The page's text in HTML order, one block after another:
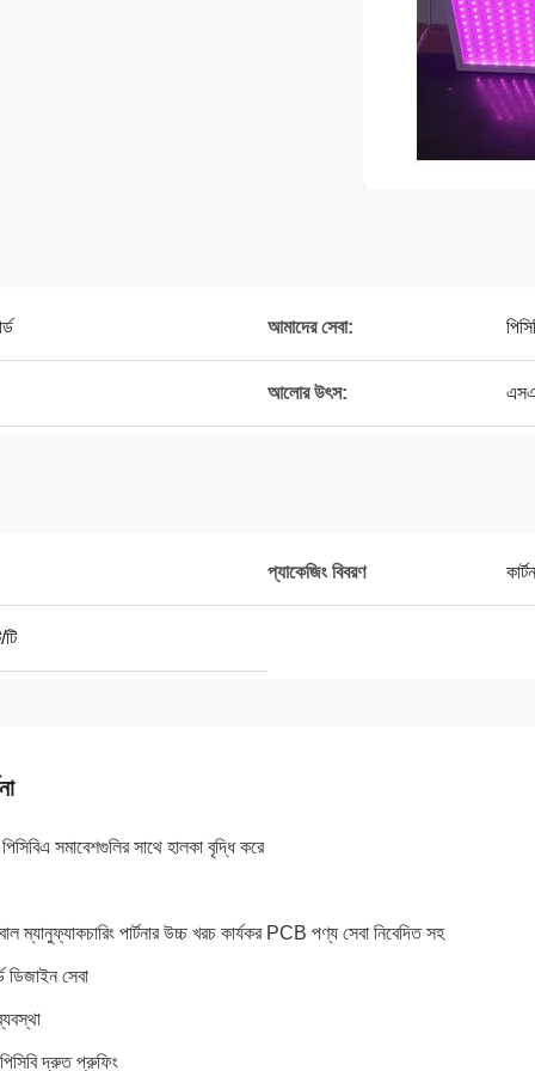
আমাদের সেবা:
আলোর উৎস:
প্যাকেজিং বিবরণ
সমাবেশগুলির সাথে হালকা বৃদ্ধি করে
ম্যানুফ্যাকচারিং পার্টনার উচ্চ খরচ কার্যকর PCB পণ্য সেবা নিবেদিত সহ
ডিজাইন সেবা
দ্রুত প্রুফিং